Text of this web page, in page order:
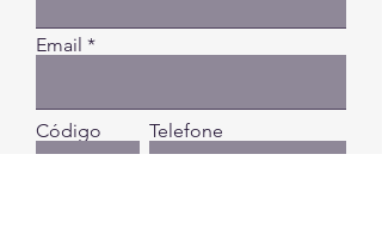
Email
Código Telefone